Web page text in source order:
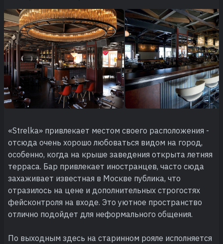
«Strelka» привлекает местом своего расположения -
отсюда очень хорошо любоваться видом на город,
особенно, когда на крыше заведения открыта летняя
терраса. Бар привлекает иностранцев, часто сюда
захаживает известная в Москве публика, что
отразилось на цене и дополнительных строгостях
фейсконтроля на входе. Это уютное пространство
отлично подойдет для неформального общения.
По выходным здесь на старинном рояле исполняется